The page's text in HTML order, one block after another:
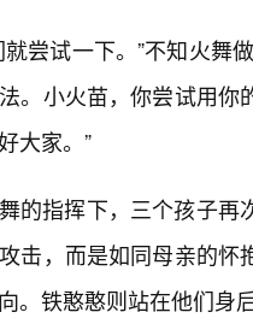
就尝试一下。”不知火舞
。小火苗，你尝试用
大家。”
的指挥下，三个孩子再
击，而是如同母亲的
。铁憨憨则站在他们身